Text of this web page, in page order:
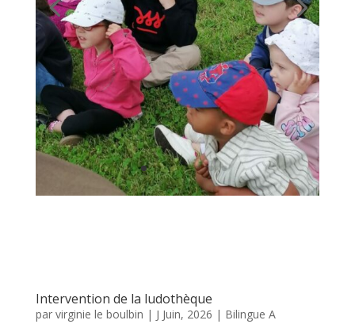
Intervention de la ludothèque
parvirginie le boulbin|J Juin, 2026|Bilingue A
constructions… Sandie a terminé chaque séance
par quelques petites chansons.